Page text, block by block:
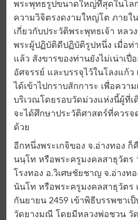
พระพุทธรูปขนาดใหญ่ที่สุดในโล
ความวิจิตรงดงามใหญ่โต ภายใ
เกี่ยวกับประวัติพระพุทธเจ้า หลว
พระผู้ปฏิบัติดีปฏิบัติรูปหนึ่ง เมื่อท่
แล้ว สังขารของท่านยังไม่เน่าเปื่
อัศจรรย์ และบรรจุไว้ในโลงแก้ว
ได้เข้าไปกราบสักการะ เพื่อควา
บริเวณโดยรอบวัดม่วงแห่งนี้ผู้ที่เ
จะได้ศึกษาประวัติศาสตร์ที่ควรจ
ด้วย
อีกหนึ่งพระเกจิของ จ.อ่างทอง ก็
นนฺโท หรือพระครูมงคลสาธุวัตร
โรงทอง อ.วิเศษชัยชาญ จ.อ่างท
นันโท หรือพระครูมงคลสาธุวัตร
กันยายน 2459 เข้าพิธีบรรพชาเ
วัดยางมณี โดยมีหลวงพ่อชวน วั